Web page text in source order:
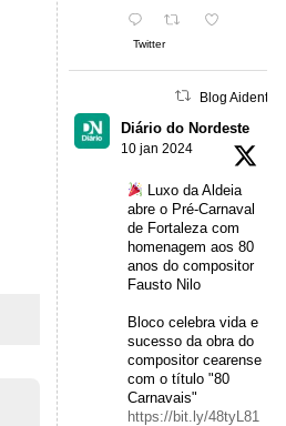
Twitter
Blog Aidentu
Diário do Nordeste
10 jan 2024
Luxo da Aldeia
abre o Pré-Carnaval
de Fortaleza com
homenagem aos 80
anos do compositor
Fausto Nilo
Bloco celebra vida e
sucesso da obra do
compositor cearense
com o título "80
Carnavais"
https://bit.ly/48tyL81